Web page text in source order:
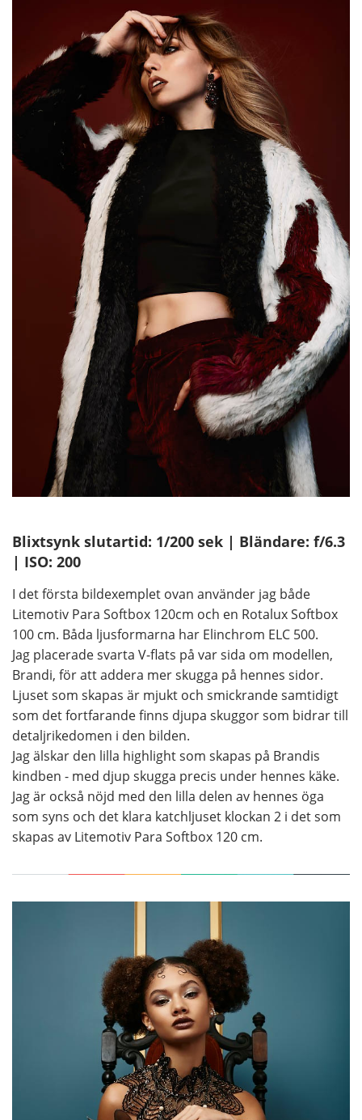
Blixtsynk slutartid: 1/200 sek | Bländare: f/6.3
| ISO: 200
I det första bildexemplet ovan använder jag både
Litemotiv Para Softbox 120cm och en Rotalux Softbox
100 cm. Båda ljusformarna har Elinchrom ELC 500.
Jag placerade svarta V-flats på var sida om modellen,
Brandi, för att addera mer skugga på hennes sidor.
Ljuset som skapas är mjukt och smickrande samtidigt
som det fortfarande finns djupa skuggor som bidrar till
detaljrikedomen i den bilden.
Jag älskar den lilla highlight som skapas på Brandis
kindben - med djup skugga precis under hennes käke.
Jag är också nöjd med den lilla delen av hennes öga
som syns och det klara katchljuset klockan 2 i det som
skapas av Litemotiv Para Softbox 120 cm.